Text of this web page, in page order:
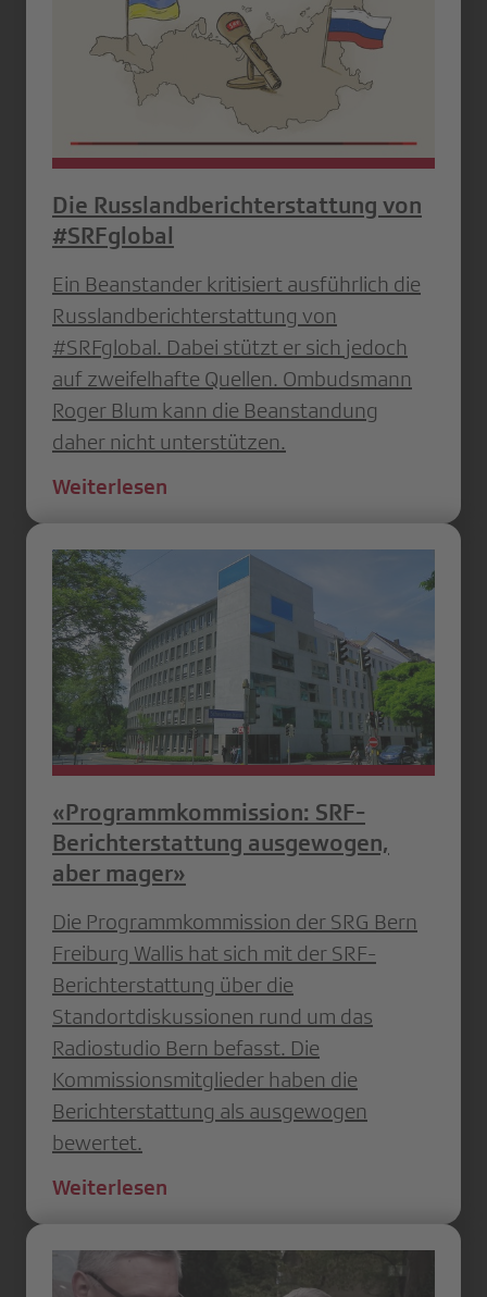
Die Russlandberichterstattung von
#SRFglobal
Ein Beanstander kritisiert ausführlich die
Russlandberichterstattung von
#SRFglobal. Dabei stützt er sich jedoch
auf zweifelhafte Quellen. Ombudsmann
Roger Blum kann die Beanstandung
daher nicht unterstützen.
Weiterlesen
«Programmkommission: SRF-
Berichterstattung ausgewogen,
aber mager»
Die Programmkommission der SRG Bern
Freiburg Wallis hat sich mit der SRF-
Berichterstattung über die
Standortdiskussionen rund um das
Radiostudio Bern befasst. Die
Kommissionsmitglieder haben die
Berichterstattung als ausgewogen
bewertet.
Weiterlesen